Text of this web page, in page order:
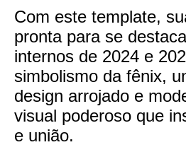
Com este template,
pronta para se
internos de 2024 e
simbolismo da fênix,
design arrojado e
visual poderoso que
e união.